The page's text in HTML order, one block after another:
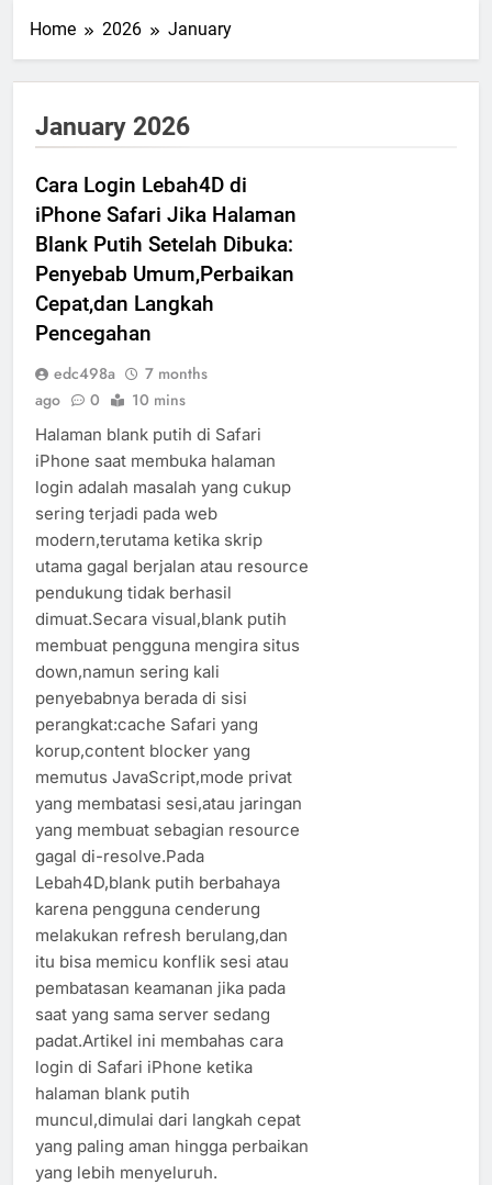
Home 2026 January
January 2026
Cara Login Lebah4D di
iPhone Safari Jika Halaman
Blank Putih Setelah Dibuka:
Penyebab Umum,Perbaikan
Cepat,dan Langkah
Pencegahan
edc498a
7 months
ago
0 10 mins
Halaman blank putih di Safari
iPhone saat membuka halaman
login adalah masalah yang cukup
sering terjadi pada web
modern,terutama ketika skrip
utama gagal berjalan atau resource
pendukung tidak berhasil
dimuat.Secara visual,blank putih
membuat pengguna mengira situs
down,namun sering kali
penyebabnya berada di sisi
perangkat:cache Safari yang
korup,content blocker yang
memutus JavaScript,mode privat
yang membatasi sesi,atau jaringan
yang membuat sebagian resource
gagal di-resolve.Pada
Lebah4D,blank putih berbahaya
karena pengguna cenderung
melakukan refresh berulang,dan
itu bisa memicu konflik sesi atau
pembatasan keamanan jika pada
saat yang sama server sedang
padat.Artikel ini membahas cara
login di Safari iPhone ketika
halaman blank putih
muncul,dimulai dari langkah cepat
yang paling aman hingga perbaikan
yang lebih menyeluruh.